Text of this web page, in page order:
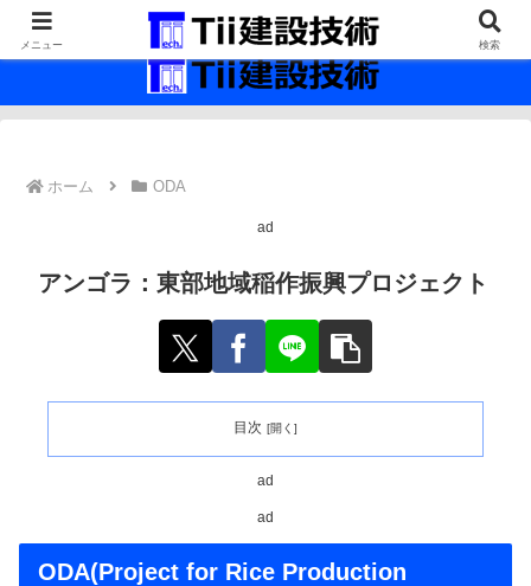
最新の建設技術の情報インフラ。
ホーム ODA
ad
アンゴラ：東部地域稲作振興プロジェクト
目次
ad
ad
ODA(Project for Rice Production
メニュー 検索